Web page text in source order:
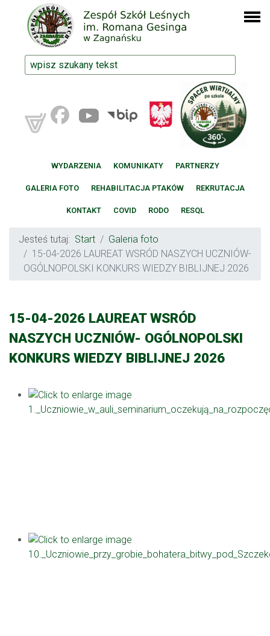
WYDARZENIA KOMUNIKATY PARTNERZY
GALERIA FOTO REHABILITACJA PTAKÓW REKRUTACJA
KONTAKT COVID RODO RESQL
Jesteś tutaj: Start
Galeria foto
15-04-2026 LAUREAT WSRÓD NASZYCH UCZNIÓW-
OGÓLNOPOLSKI KONKURS WIEDZY BIBLIJNEJ 2026
15-04-2026 LAUREAT WSRÓD
NASZYCH UCZNIÓW- OGÓLNOPOLSKI
KONKURS WIEDZY BIBLIJNEJ 2026